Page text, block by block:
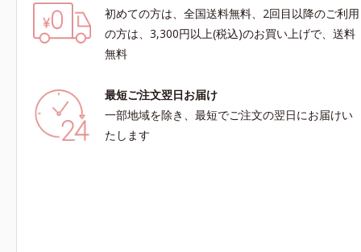
初めての方は、全国送料無料、2回目以降のご利用
の方は、3,300円以上(税込)のお買い上げで、送料
無料
最短ご注文翌日お届け
一部地域を除き、最短でご注文の翌日にお届けい
たします